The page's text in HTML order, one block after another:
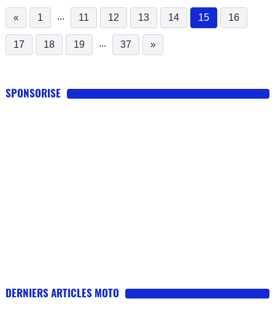
« 1 ... 11 12 13 14 15
(current)
16
17 18 19 ... 37 »
SPONSORISE
DERNIERS ARTICLES MOTO